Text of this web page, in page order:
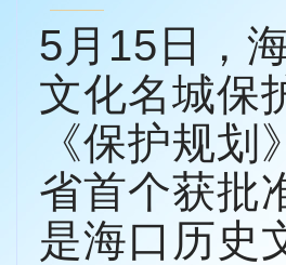
5月15日，
文化名城保
《保护规
省首个获批
是海口历史